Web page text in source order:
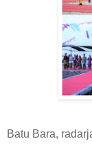
Batu Bara,